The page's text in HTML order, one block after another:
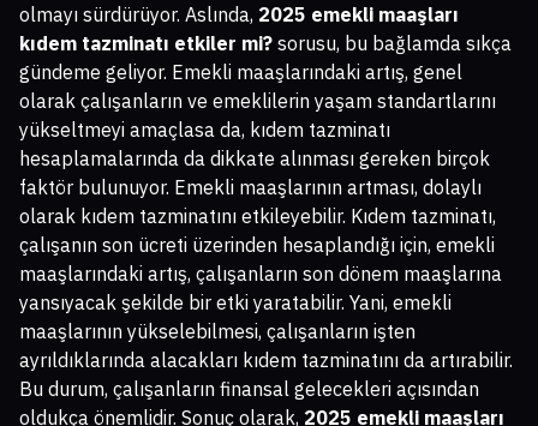
olmayı sürdürüyor. Aslında, 2025 emekli maaşları
kıdem tazminatı etkiler mi? sorusu, bu bağlamda sıkça
gündeme geliyor. Emekli maaşlarındaki artış, genel
olarak çalışanların ve emeklilerin yaşam standartlarını
yükseltmeyi amaçlasa da, kıdem tazminatı
hesaplamalarında da dikkate alınması gereken birçok
faktör bulunuyor. Emekli maaşlarının artması, dolaylı
olarak kıdem tazminatını etkileyebilir. Kıdem tazminatı,
çalışanın son ücreti üzerinden hesaplandığı için, emekli
maaşlarındaki artış, çalışanların son dönem maaşlarına
yansıyacak şekilde bir etki yaratabilir. Yani, emekli
maaşlarının yükselebilmesi, çalışanların işten
ayrıldıklarında alacakları kıdem tazminatını da artırabilir.
Bu durum, çalışanların finansal gelecekleri açısından
oldukça önemlidir. Sonuç olarak, 2025 emekli maaşları